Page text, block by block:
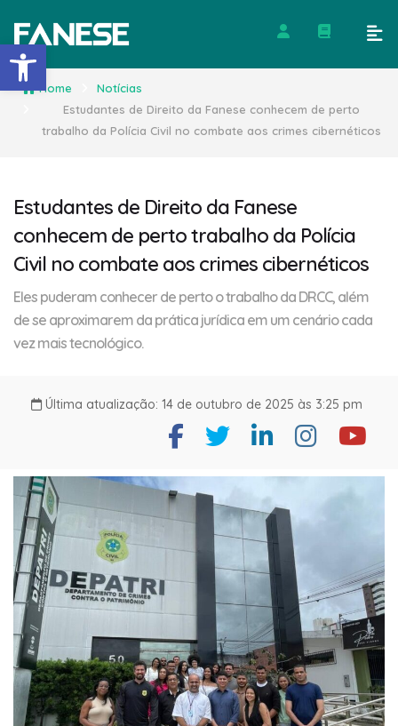
Barra de Ferramentas
Home
Notícias
Estudantes de Direito da Fanese conhecem de perto
trabalho da Polícia Civil no combate aos crimes cibernéticos
Estudantes de Direito da Fanese
conhecem de perto trabalho da Polícia
Civil no combate aos crimes cibernéticos
Eles puderam conhecer de perto o trabalho da DRCC, além
de se aproximarem da prática jurídica em um cenário cada
vez mais tecnológico.
Última atualização: 14 de outubro de 2025 às 3:25 pm